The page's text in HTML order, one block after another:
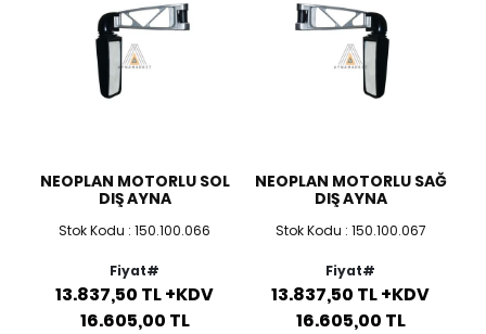
NEOPLAN MOTORLU SOL
DIŞ AYNA
Stok Kodu : 150.100.066
Fiyat#
13.837,50 TL +KDV
16.605,00 TL
NEOPLAN MOTORLU SAĞ
DIŞ AYNA
Stok Kodu : 150.100.067
Fiyat#
13.837,50 TL +KDV
16.605,00 TL